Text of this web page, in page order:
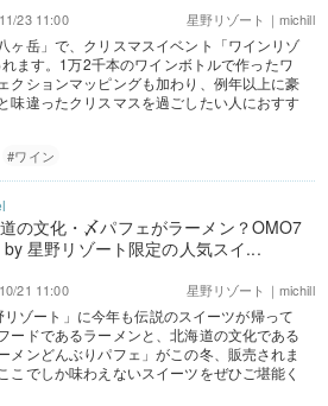
星野リゾート｜michill
23 11:00
ヶ岳」で、クリスマスイベント「ワインリゾ
ます。1万2千本のワインボトルで作ったワ
クションマッピングも加わり、例年以上に豪
味違ったクリスマスを過ごしたい人におすす
#ワイン
の文化・〆パフェがラーメン？OMO7
星野リゾート限定の人気スイ...
星野リゾート｜michill
21 11:00
リゾート」に今年も伝説のスイーツが帰って
ードであるラーメンと、北海道の文化である
メンどんぶりパフェ」がこの冬、販売されま
こでしか味わえないスイーツをぜひご堪能く